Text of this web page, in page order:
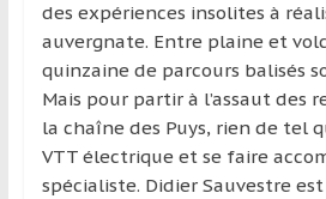
des expériences insolites à
auvergnate. Entre plaine et
quinzaine de parcours balisés
Mais pour partir à l’assaut des
la chaîne des Puys, rien de tel
VTT électrique et se faire
spécialiste. Didier Sauvestre est